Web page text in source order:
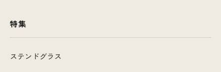
特集
ステンドグラス